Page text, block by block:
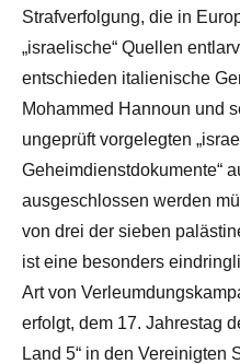
Strafverfolgung, die in
„israelische“ Quellen
entschieden italienische
Mohammed Hannoun und
ungeprüft vorgelegten
Geheimdienstdokumente“
ausgeschlossen werden
von drei der sieben
ist eine besonders
Art von
erfolgt, dem 17. Jahrestag
Land 5“ in den Vereinigten